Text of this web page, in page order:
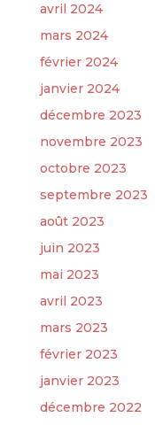
avril 2024
mars 2024
février 2024
janvier 2024
décembre 2023
novembre 2023
octobre 2023
septembre 2023
août 2023
juin 2023
mai 2023
avril 2023
mars 2023
février 2023
janvier 2023
décembre 2022